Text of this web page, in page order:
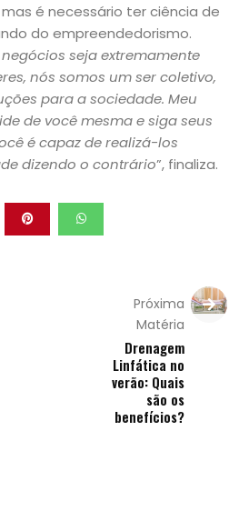
é necessário ter ciência de
do empreendedorismo.
seja extremamente
nós somos um ser coletivo,
para a sociedade. Meu
de você mesma e siga seus
é capaz de realizá-los
dizendo o contrário”, finaliza.
Próxima
Matéria
Drenagem
Linfática no
verão: Quais
são os
benefícios?